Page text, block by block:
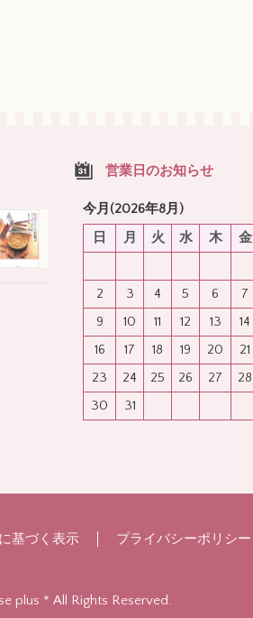
営業日のお知らせ
今月(2026年8月)
日
月 火 水 木 金
2
3 4 5 6 7
9
10 11 12 13 14
16
17 18 19 20 21
23
24 25 26 27 28
30
31
基づく表示 プライバシーポリシー
plus * All Rights Reserved.